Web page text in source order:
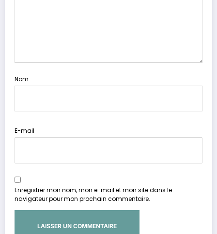
Nom
E-mail
Enregistrer mon nom, mon e-mail et mon site dans le
navigateur pour mon prochain commentaire.